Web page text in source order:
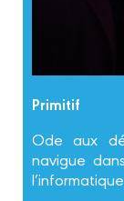
Primitif
Ode aux
navigue